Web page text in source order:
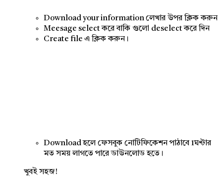
Download your information লেখার উপর ক্লিক করুন
Meesage select করে বাকি গুলো deselect করে দিন
Create file এ ক্লিক করুন।
Download হলে ফেসবুক নোটিফিকেশন পাঠাবে 1ঘণ্টার
মত সময় লাগতে পারে ডাউনলোড হতে।
খুবই সহজ!